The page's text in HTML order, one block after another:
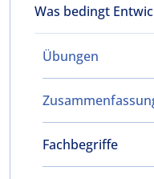
Was bedingt
Übungen
Fachbegriffe